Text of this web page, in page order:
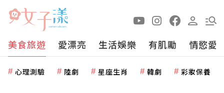
美食旅遊 愛漂亮 生活娛樂 有肌勵 情慾愛
心理測驗 陸劇 星座生肖 韓劇 彩妝保養